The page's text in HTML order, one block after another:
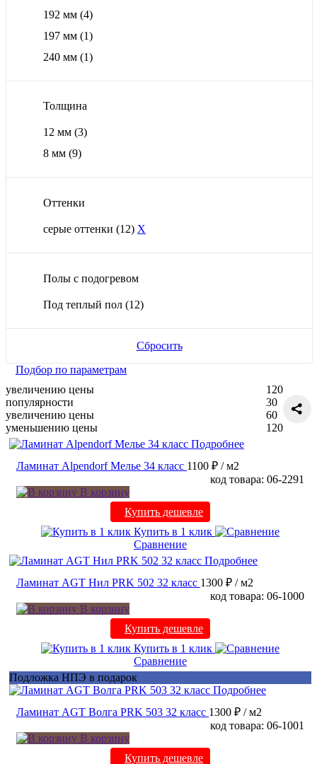
192 мм (4)
197 мм (1)
240 мм (1)
Толщина
12 мм (3)
8 мм (9)
Оттенки
серые оттенки (12) X
Полы с подогревом
Под теплый пол (12)
Сбросить
Подбор по параметрам
увеличению цены
популярности
увеличению цены
уменьшению цены
120
30
60
120
Подробнее
Ламинат Alpendorf Мелье 34 класс 1100 ₽ / м2
код товара: 06-2291
В корзину
Купить дешевле
Купить в 1 клик
Сравнение
Подробнее
Ламинат AGT Нил PRK 502 32 класс 1300 ₽ / м2
код товара: 06-1000
В корзину
Купить дешевле
Купить в 1 клик
Сравнение
Подложка НПЭ в подарок
Подробнее
Ламинат AGT Волга PRK 503 32 класс 1300 ₽ / м2
код товара: 06-1001
В корзину
Купить дешевле